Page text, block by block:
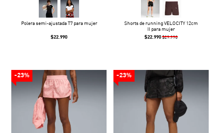
Polera semi-ajustada T7 para mujer
$22.990
Shorts de running VELOCITY 12cm
II para mujer
$22.990 $29.990
-23% -23%